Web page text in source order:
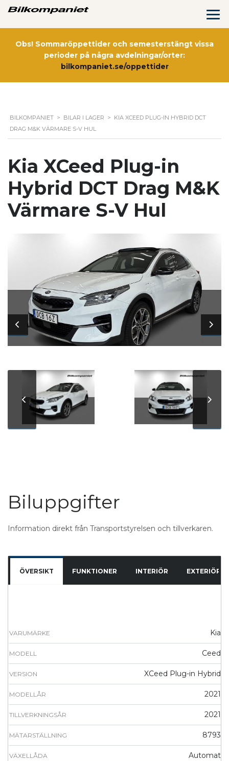
Obs! Sommaröppettider och semesterstängt vissa
perioder på några avdelningar/orter:
bilkompaniet.se/oppettider
BILKOMPANIET > BILAR I LAGER > KIA XCEED PLUG-IN HYBRID DCT
DRAG M&K VÄRMARE S-V HUL
Kia XCeed Plug-in
Hybrid DCT Drag M&K
Värmare S-V Hul
Biluppgifter
Information direkt från Transportstyrelsen och tillverkaren.
ÖVERSIKT FUNKTIONER INTERIÖR EXTERIÖR
VARUMÄRKE Kia
MODELL Ceed
VERSION XCeed Plug-in Hybrid
MODELLÅR 2021
TILLVERKNINGSÅR 2021
MÄTARSTÄLLNING 8793
VÄXELLÅDA Automat